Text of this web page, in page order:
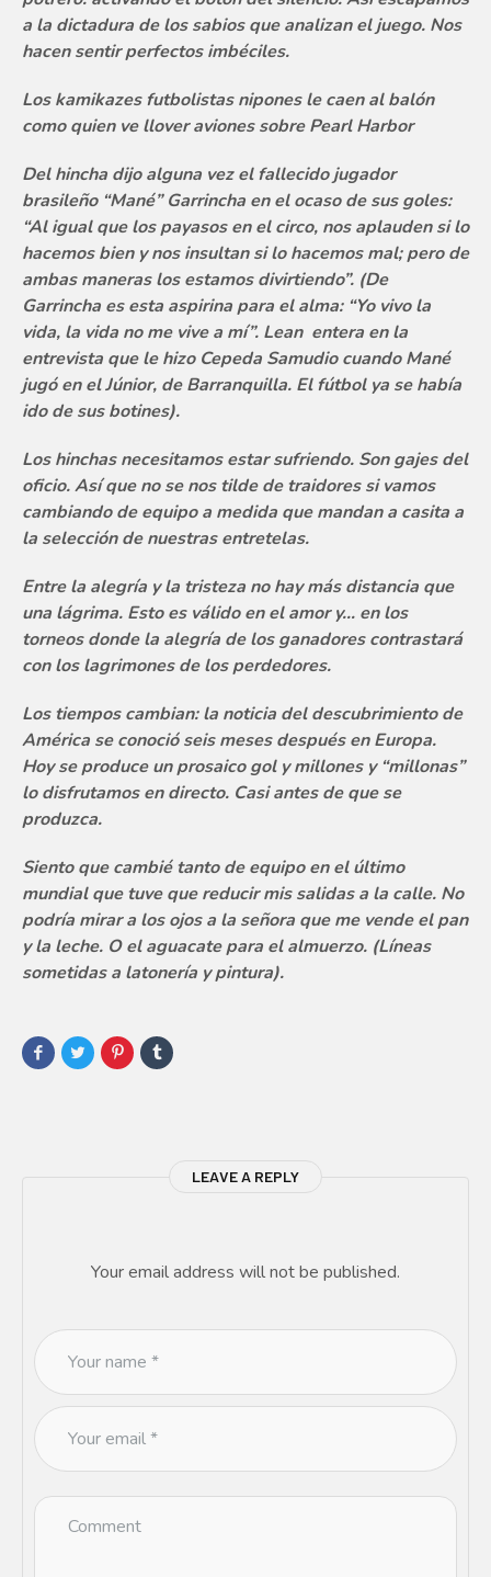
a la dictadura de los sabios que analizan el juego. Nos
hacen sentir perfectos imbéciles.
Los kamikazes futbolistas nipones le caen al balón
como quien ve llover aviones sobre Pearl Harbor
Del hincha dijo alguna vez el fallecido jugador
brasileño “Mané” Garrincha en el ocaso de sus goles:
“Al igual que los payasos en el circo, nos aplauden si lo
hacemos bien y nos insultan si lo hacemos mal; pero de
ambas maneras los estamos divirtiendo”. (De
Garrincha es esta aspirina para el alma: “Yo vivo la
vida, la vida no me vive a mí”. Lean entera en la
entrevista que le hizo Cepeda Samudio cuando Mané
jugó en el Júnior, de Barranquilla. El fútbol ya se había
ido de sus botines).
Los hinchas necesitamos estar sufriendo. Son gajes del
oficio. Así que no se nos tilde de traidores si vamos
cambiando de equipo a medida que mandan a casita a
la selección de nuestras entretelas.
Entre la alegría y la tristeza no hay más distancia que
una lágrima. Esto es válido en el amor y… en los
torneos donde la alegría de los ganadores contrastará
con los lagrimones de los perdedores.
Los tiempos cambian: la noticia del descubrimiento de
América se conoció seis meses después en Europa.
Hoy se produce un prosaico gol y millones y “millonas”
lo disfrutamos en directo. Casi antes de que se
produzca.
Siento que cambié tanto de equipo en el último
mundial que tuve que reducir mis salidas a la calle. No
podría mirar a los ojos a la señora que me vende el pan
y la leche. O el aguacate para el almuerzo. (Líneas
sometidas a latonería y pintura).
LEAVE A REPLY
Your email address will not be published.